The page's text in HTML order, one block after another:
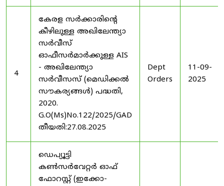
4
കേരള സർക്കാരിന്റെ
കീഴിലുള്ള അഖിലേന്ത്യാ
സർവീസ്
ഓഫീസർമാർക്കുള്ള AIS
- അഖിലേന്ത്യാ
സർവീസസ് (മെഡിക്കൽ
സൗകര്യങ്ങൾ) പദ്ധതി,
2020.
G.O(Ms)No.122/2025/GAD
തീയതി:27.08.2025
Dept
Orders
11-09-
2025
ഡെപ്യൂട്ടി
കൺസർവേറ്റർ ഓഫ്
ഫോറസ്റ്റ് (ഇക്കോ-